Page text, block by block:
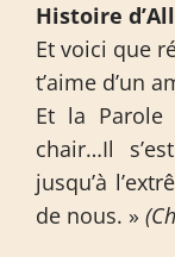
Histoire
Et voici que
t’aime d’un
Et la Parole
chair…Il
jusqu’à
de nous. »